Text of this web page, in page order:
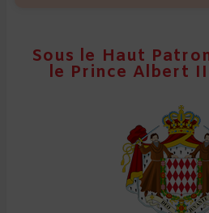
Sous le Haut
le Prince Albert